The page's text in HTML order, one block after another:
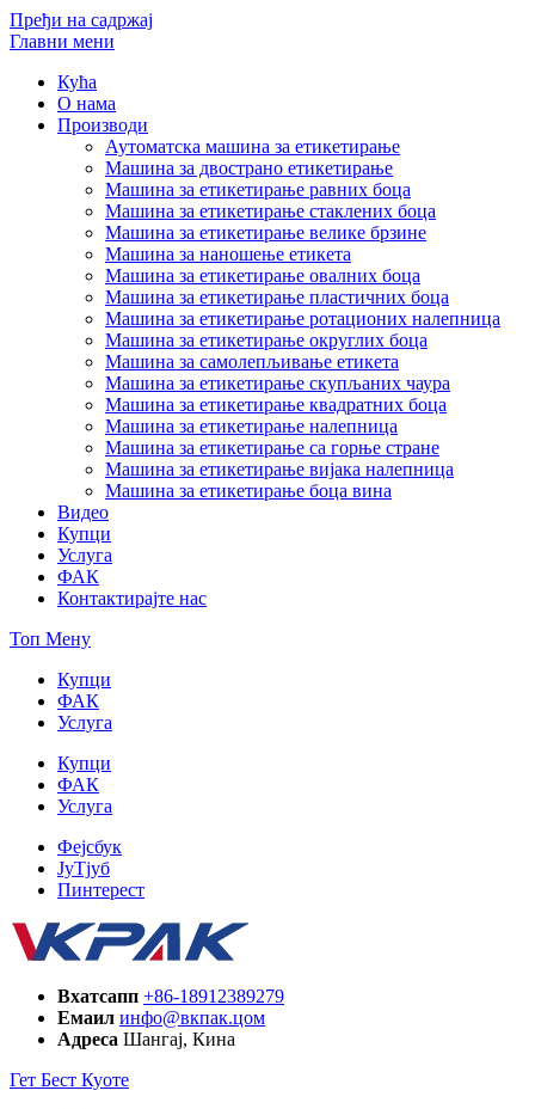
Пређи на садржај
Главни мени
Кућа
О нама
Производи
Аутоматска машина за етикетирање
Машина за двострано етикетирање
Машина за етикетирање равних боца
Машина за етикетирање стаклених боца
Машина за етикетирање велике брзине
Машина за наношење етикета
Машина за етикетирање овалних боца
Машина за етикетирање пластичних боца
Машина за етикетирање ротационих налепница
Машина за етикетирање округлих боца
Машина за самолепљивање етикета
Машина за етикетирање скупљаних чаура
Машина за етикетирање квадратних боца
Машина за етикетирање налепница
Машина за етикетирање са горње стране
Машина за етикетирање вијака налепница
Машина за етикетирање боца вина
Видео
Купци
Услуга
ФАК
Контактирајте нас
Топ Мену
Купци
ФАК
Услуга
Купци
ФАК
Услуга
Фејсбук
ЈуТјуб
Пинтерест
Вхатсапп +86-18912389279
Емаил инфо@вкпак.цом
Адреса Шангај, Кина
Гет Бест Куоте